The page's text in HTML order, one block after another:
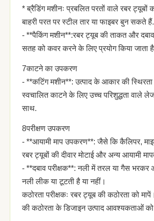
* ब्रैडिंग मशीनः प्रबलित परतों वाले रबर
बाहरी परत पर स्टील तार या फाइबर बुन सकते हैं.
- **पैकिंग मशीन**:रबर ट्यूब की ताकत और
सतह को कवर करने के लिए प्रयोग किया जाता
7काटने का उपकरण
- **कटिंग मशीन**: उत्पाद के आकार की स्थिरता
स्वचालित काटने के लिए उच्च परिशुद्धता वाले
साथ.
8परीक्षण उपकरण
- **आयामी माप उपकरण**: जैसे कि कैलिपर,
रबर ट्यूबों की दीवार मोटाई और अन्य आयामी
- **दबाव परीक्षक**: नली में तरल या गैस भरकर
नली लीक या टूटती है या नहीं।
कठोरता परीक्षकः रबर ट्यूब की कठोरता को
की कठोरता के डिजाइन उत्पाद आवश्यकताओं